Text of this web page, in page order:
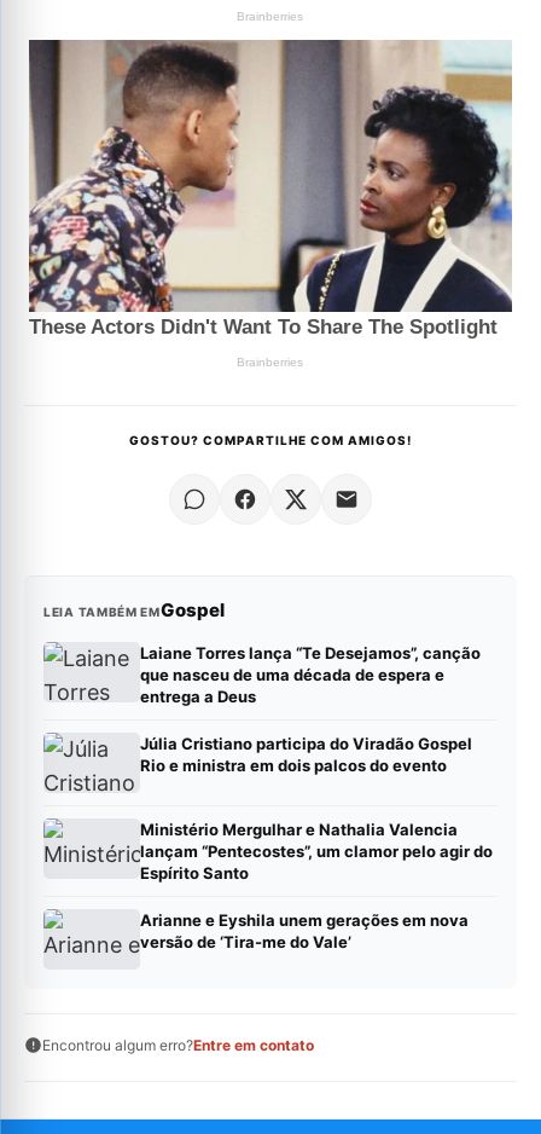
GOSTOU? COMPARTILHE COM AMIGOS!
LEIA TAMBÉM EMGospel
Laiane Torres lança “Te Desejamos”, canção
que nasceu de uma década de espera e
entrega a Deus
Júlia Cristiano participa do Viradão Gospel
Rio e ministra em dois palcos do evento
Ministério Mergulhar e Nathalia Valencia
lançam “Pentecostes”, um clamor pelo agir do
Espírito Santo
Arianne e Eyshila unem gerações em nova
versão de ‘Tira-me do Vale’
Encontrou algum erro?Entre em contato